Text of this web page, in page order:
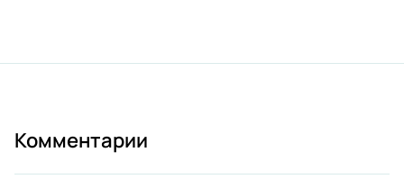
Комментарии